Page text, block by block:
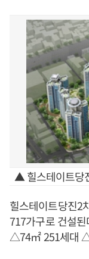
▲ 힐스테이트당
힐스테이트당진2
717가구로 건설
△74㎡ 251세대